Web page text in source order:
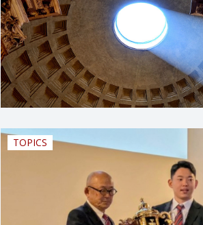
TOPICS